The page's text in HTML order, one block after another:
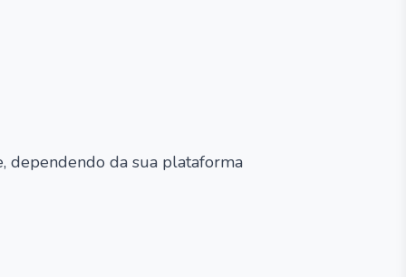
dependendo da sua plataforma